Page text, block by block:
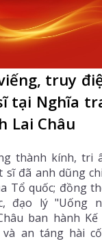
truy
tại Nghĩa
Lai Châu
thành kính, tri
sĩ đã anh dũng
Tổ quốc; đồng
đạo lý "Uống
ban hành
an táng hài